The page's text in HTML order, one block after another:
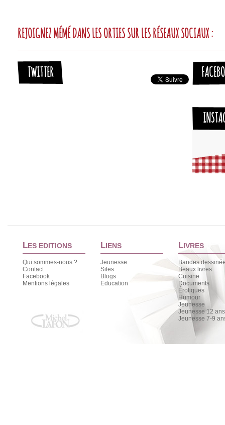
REJOIGNEZ MÉMÉ DANS LES ORTIES SUR LES RÉSEAUX SOCIAUX :
TWITTER
LES EDITIONS
Qui sommes-nous ?
Contact
Facebook
Mentions légales
LIENS
Jeunesse
Sites
Blogs
Education
LIVRES
Bandes
Beaux livres
Cuisine
Documents
Érotiques
Humour
Jeunesse
Jeunesse 12
Jeunesse 7-9